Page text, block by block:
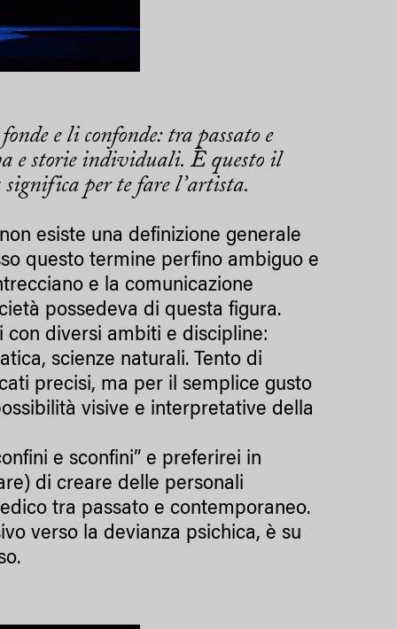
e li confonde: tra passato e
e storie individuali. È questo il
per te fare l’artista.
esiste una definizione generale
questo termine perfino ambiguo e
e la comunicazione
possedeva di questa figura.
diversi ambiti e discipline:
scienze naturali. Tento di
precisi, ma per il semplice gusto
visive e interpretative della
e sconfini” e preferirei in
di creare delle personali
tra passato e contemporaneo.
verso la devianza psichica, è su